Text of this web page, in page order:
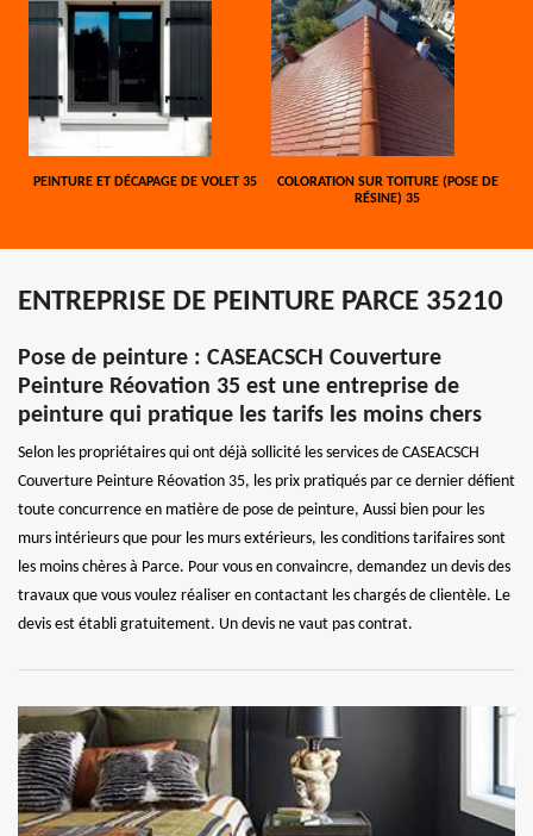
PEINTURE ET DÉCAPAGE DE VOLET 35
COLORATION SUR TOITURE (POSE DE
RÉSINE) 35
ENTREPRISE DE PEINTURE PARCE 35210
Pose de peinture : CASEACSCH Couverture
Peinture Réovation 35 est une entreprise de
peinture qui pratique les tarifs les moins chers
Selon les propriétaires qui ont déjà sollicité les services de CASEACSCH
Couverture Peinture Réovation 35, les prix pratiqués par ce dernier défient
toute concurrence en matière de pose de peinture, Aussi bien pour les
murs intérieurs que pour les murs extérieurs, les conditions tarifaires sont
les moins chères à Parce. Pour vous en convaincre, demandez un devis des
travaux que vous voulez réaliser en contactant les chargés de clientèle. Le
devis est établi gratuitement. Un devis ne vaut pas contrat.